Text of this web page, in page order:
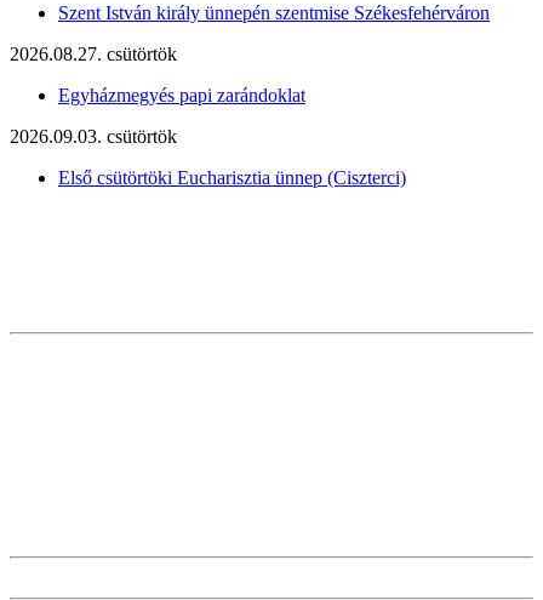
Szent István király ünnepén szentmise Székesfehérváron
2026.08.27. csütörtök
Egyházmegyés papi zarándoklat
2026.09.03. csütörtök
Első csütörtöki Eucharisztia ünnep (Ciszterci)